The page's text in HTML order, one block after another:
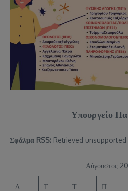
Υπουργείο
Σφάλμα RSS: Retrieved
Αύγουστος
Δ Τ Τ Π